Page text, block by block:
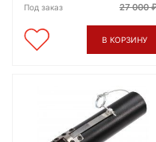
Под заказ 27 000
В КОРЗИНУ